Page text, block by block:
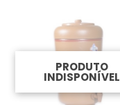
PRODUTO
INDISPONÍVEL